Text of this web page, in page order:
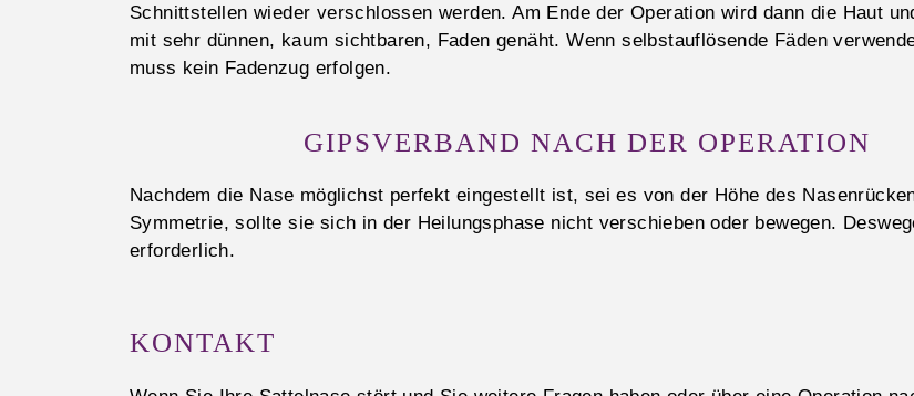
Schnittstellen wieder verschlossen werden. Am Ende der Operation wird dann die Haut
mit sehr dünnen, kaum sichtbaren, Faden genäht. Wenn selbstauflösende Fäden
muss kein Fadenzug erfolgen.
GIPSVERBAND NACH DER OPERATION
Nachdem die Nase möglichst perfekt eingestellt ist, sei es von der Höhe des
Symmetrie, sollte sie sich in der Heilungsphase nicht verschieben oder bewegen.
erforderlich.
KONTAKT